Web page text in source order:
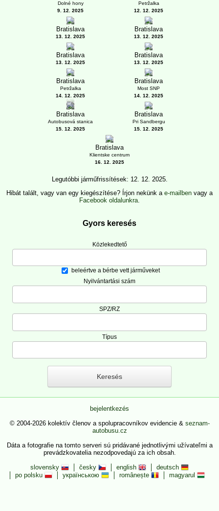
Dolné hony
9. 12. 2025
Petržalka
12. 12. 2025
7
Bratislava
13. 12. 2025
5
Bratislava
13. 12. 2025
8
Bratislava
13. 12. 2025
4
Bratislava
13. 12. 2025
2
Bratislava
Petržalka
14. 12. 2025
3
Bratislava
Most SNP
14. 12. 2025
3
1
Bratislava
Autobusová stanica
15. 12. 2025
4
Bratislava
Pri Sandbergu
15. 12. 2025
3
Bratislava
Klientske centrum
16. 12. 2025
Legutóbbi járműfrissítések: 12. 12. 2025.
Hibát talált, vagy van egy kiegészítése? Írjon nekünk a e-mailben vagy a
Facebook oldalunkra.
Gyors keresés
Közlekedtető
beleértve a bérbe vett járműveket
Nyilvántartási szám
SPZ/RZ
Típus
bejelentkezés
© 2004-2026 kolektív členov a spolupracovníkov evidencie & seznam-
autobusu.cz
Dáta a fotografie na tomto serveri sú pridávané jednotlivými užívateľmi a
prevádzkovatelia nezodpovedajú za ich obsah.
slovensky
česky english
deutsch
po polsku
українською românește magyarul